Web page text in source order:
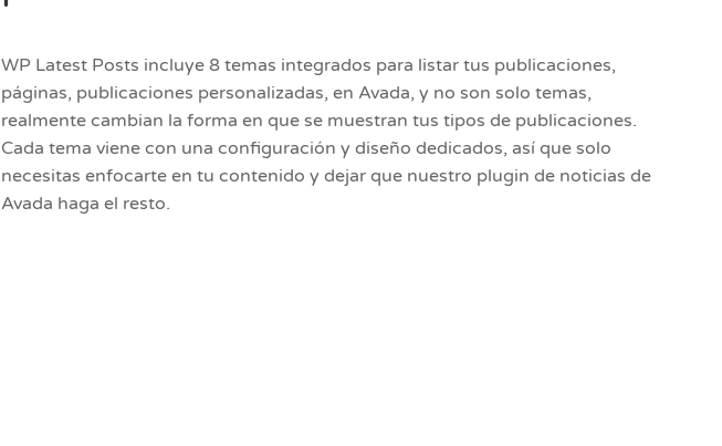
WP Latest Posts incluye 8 temas integrados para listar tus publicaciones,
páginas, publicaciones personalizadas, en Avada, y no son solo temas,
realmente cambian la forma en que se muestran tus tipos de publicaciones.
Cada tema viene con una configuración y diseño dedicados, así que solo
necesitas enfocarte en tu contenido y dejar que nuestro plugin de noticias de
Avada haga el resto.